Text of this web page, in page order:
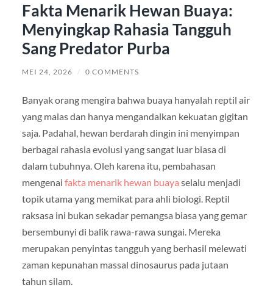
Fakta Menarik Hewan Buaya:
Menyingkap Rahasia Tangguh
Sang Predator Purba
MEI 24, 2026 / 0 COMMENTS
Banyak orang mengira bahwa buaya hanyalah reptil air
yang malas dan hanya mengandalkan kekuatan gigitan
saja. Padahal, hewan berdarah dingin ini menyimpan
berbagai rahasia evolusi yang sangat luar biasa di
dalam tubuhnya. Oleh karena itu, pembahasan
mengenai fakta menarik hewan buaya selalu menjadi
topik utama yang memikat para ahli biologi. Reptil
raksasa ini bukan sekadar pemangsa biasa yang gemar
bersembunyi di balik rawa-rawa sungai. Mereka
merupakan penyintas tangguh yang berhasil melewati
zaman kepunahan massal dinosaurus pada jutaan
tahun silam.